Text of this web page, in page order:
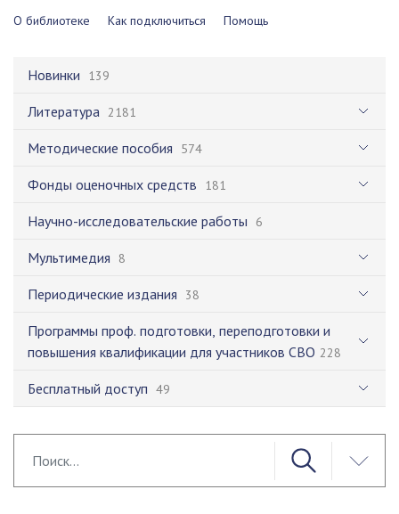
О библиотеке Как подключиться Помощь
Новинки 139
Литература 2181
Методические пособия 574
Фонды оценочных средств 181
Научно-исследовательские работы 6
Мультимедия 8
Периодические издания 38
Программы проф. подготовки, переподготовки и
повышения квалификации для участников СВО 228
Бесплатный доступ 49